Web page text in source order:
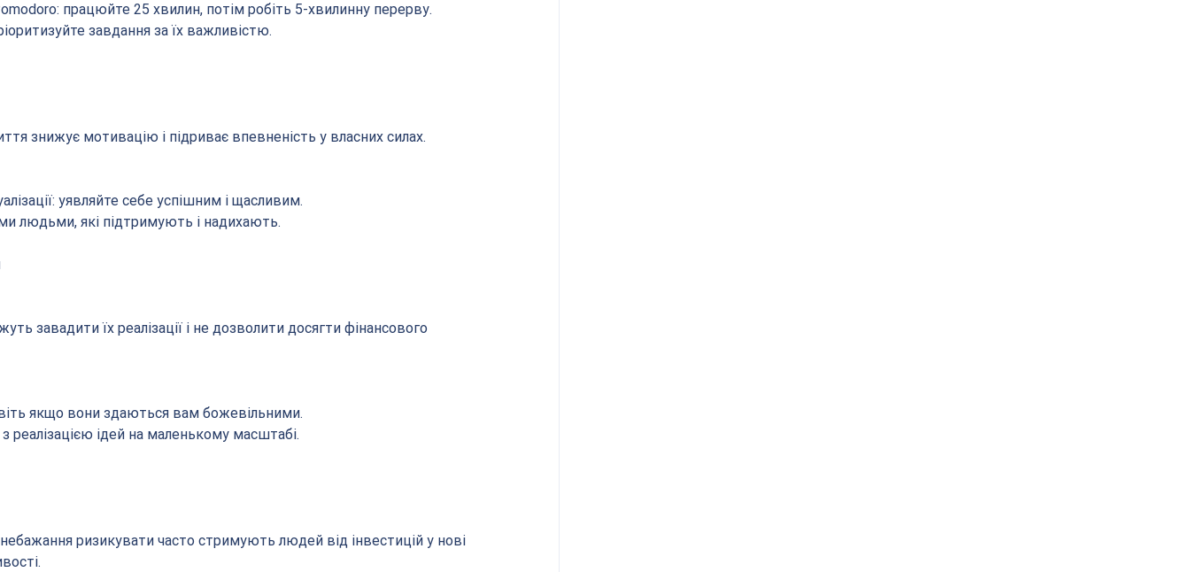
працюйте 25 хвилин, потім робіть 5-хвилинну перерву.
завдання за їх важливістю.
знижує мотивацію і підриває впевненість у власних силах.
уявляйте себе успішним і щасливим.
людьми, які підтримують і надихають.
завадити їх реалізації і не дозволити досягти фінансового
якщо вони здаються вам божевільними.
ідей на маленькому масштабі.
ризикувати часто стримують людей від інвестицій у нові